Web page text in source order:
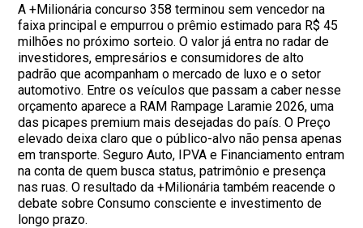
A +Milionária concurso 358 terminou sem vencedor na
faixa principal e empurrou o prêmio estimado para R$ 45
milhões no próximo sorteio. O valor já entra no radar de
investidores, empresários e consumidores de alto
padrão que acompanham o mercado de luxo e o setor
automotivo. Entre os veículos que passam a caber nesse
orçamento aparece a RAM Rampage Laramie 2026, uma
das picapes premium mais desejadas do país. O Preço
elevado deixa claro que o público-alvo não pensa apenas
em transporte. Seguro Auto, IPVA e Financiamento entram
na conta de quem busca status, patrimônio e presença
nas ruas. O resultado da +Milionária também reacende o
debate sobre Consumo consciente e investimento de
longo prazo.